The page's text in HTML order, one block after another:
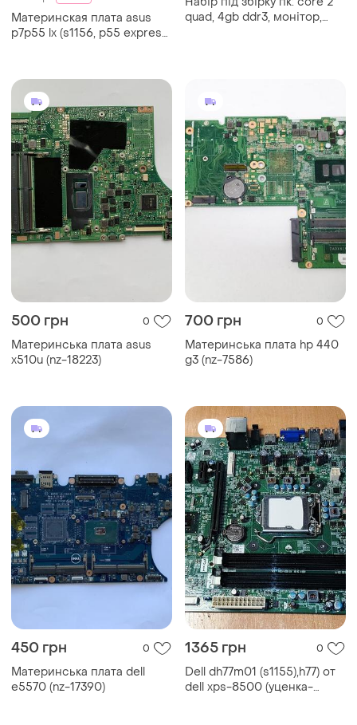
Материнская плата asus
p7p55 lx (s1156, p55 express,
quad, 4gb ddr3, монітор,
500 грн 0
Материнська плата asus
x510u (nz-18223)
700 грн 0
Материнська плата hp 440
g3 (nz-7586)
450 грн 0
Материнська плата dell
e5570 (nz-17390)
1365 грн 0
Dell dh77m01 (s1155),h77) от
dell xps-8500 (уценка-